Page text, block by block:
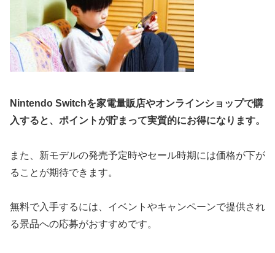
Nintendo Switchを家電量販店やオンラインショップで購
入すると、ポイントが貯まって実質的にお得になります。
また、新モデルの発売予定時やセール時期には価格が下が
ることが期待できます。
無料で入手するには、イベントやキャンペーンで提供され
る景品への応募がおすすめです。